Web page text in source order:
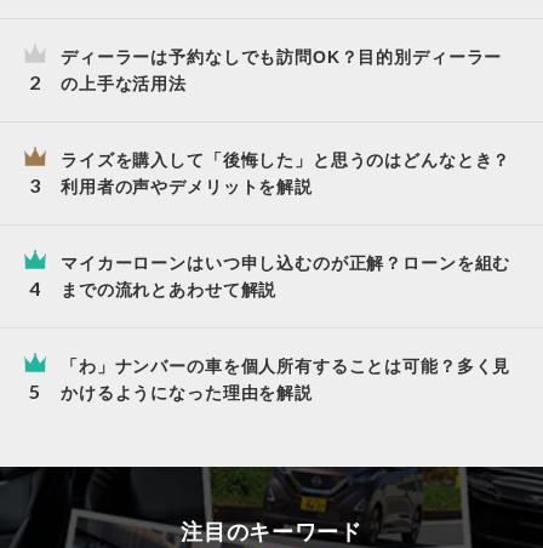
ディーラーは予約なしでも訪問OK？目的別ディーラー
の上手な活用法
ライズを購入して「後悔した」と思うのはどんなとき？
利用者の声やデメリットを解説
マイカーローンはいつ申し込むのが正解？ローンを組む
までの流れとあわせて解説
「わ」ナンバーの車を個人所有することは可能？多く見
かけるようになった理由を解説
注目のキーワード